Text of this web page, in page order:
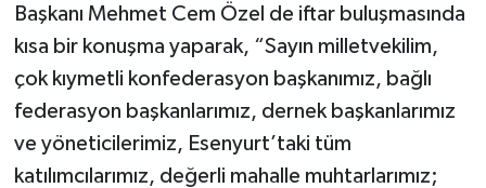
Başkanı Mehmet Cem Özel de iftar buluşmasında
kısa bir konuşma yaparak, “Sayın milletvekilim,
çok kıymetli konfederasyon başkanımız, bağlı
federasyon başkanlarımız, dernek başkanlarımız
ve yöneticilerimiz, Esenyurt’taki tüm
katılımcılarımız, değerli mahalle muhtarlarımız;